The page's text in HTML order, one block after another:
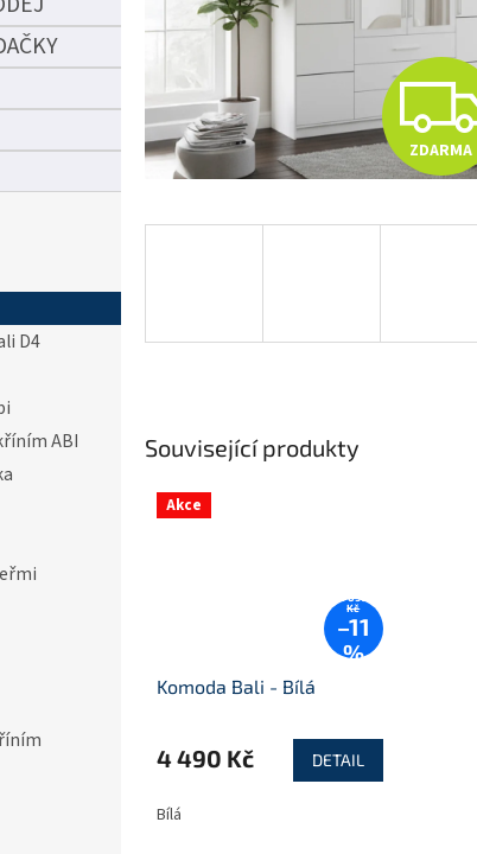
D4
ABI
ZDARMA
Související produkty
Akce
5 090
Kč
–11
%
Komoda Bali - Bílá
4 490 Kč DETAIL
Bílá